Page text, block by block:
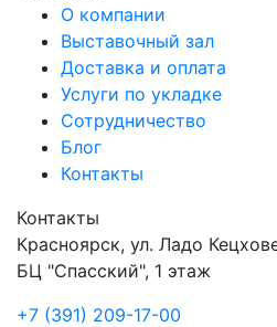
О компании
Выставочный зал
Доставка и оплата
Услуги по укладке
Сотрудничество
Блог
Контакты
Контакты
Красноярск, ул. Ладо
БЦ "Спасский", 1 этаж
+7 (391) 209-17-00